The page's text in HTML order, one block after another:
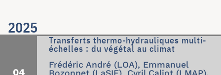
2025
04
Transferts thermo-hydrauliques multi-
échelles : du végétal au climat
Frédéric André (LOA), Emmanuel
Bozonnet (LaSIE), Cyril Caliot (LMAP),